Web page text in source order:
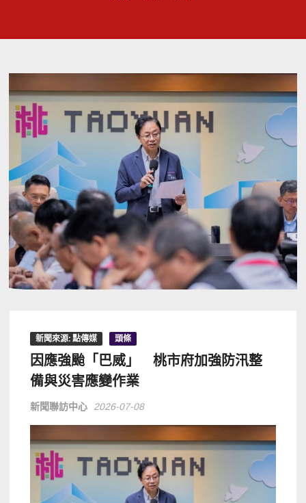
新聞來源: 點傳媒 頭條
因應強颱「巴威」 桃市府加強防汛整
備與災害應變作業
新聞聯訪中心 2026-07-08